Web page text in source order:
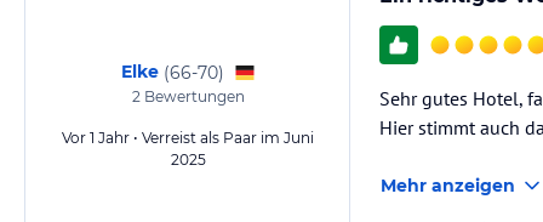
Elke (66-70)
2Bewertungen
Vor 1 Jahr • Verreist als Paar im Juni
2025
Sehr gutes Hotel,
Hier stimmt auch
Mehr anzeigen